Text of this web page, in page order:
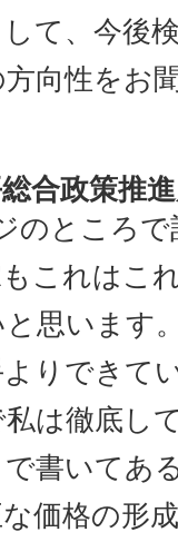
て、今後
向性をお
合政策推進
のところで
これはこ
思います
りできて
は徹底し
で書いてあ
価格の形